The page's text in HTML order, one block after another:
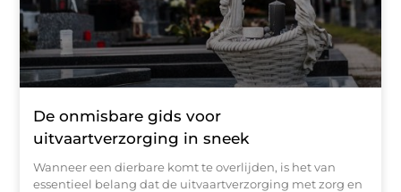
De onmisbare gids voor
uitvaartverzorging in sneek
Wanneer een dierbare komt te overlijden, is het van
essentieel belang dat de uitvaartverzorging met zorg en